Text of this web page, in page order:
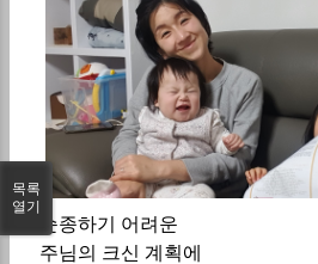
순종하기 어려운
주님의 크신 계획에
목록
열기